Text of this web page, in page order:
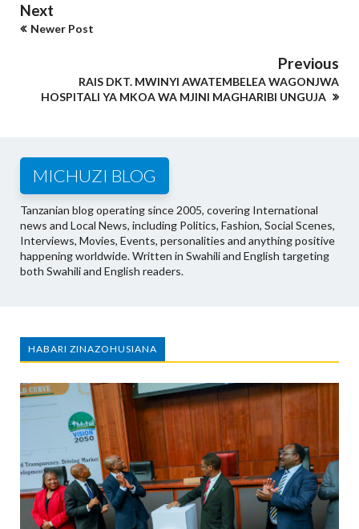
Next
Newer Post
Previous
RAIS DKT. MWINYI AWATEMBELEA WAGONJWA
HOSPITALI YA MKOA WA MJINI MAGHARIBI UNGUJA
MICHUZI BLOG
Tanzanian blog operating since 2005, covering International
news and Local News, including Politics, Fashion, Social Scenes,
Interviews, Movies, Events, personalities and anything positive
happening worldwide. Written in Swahili and English targeting
both Swahili and English readers.
HABARI ZINAZOHUSIANA